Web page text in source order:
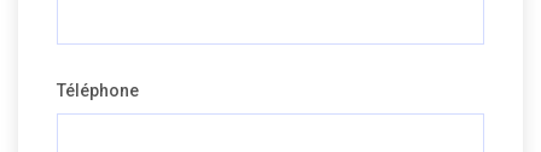
Téléphone